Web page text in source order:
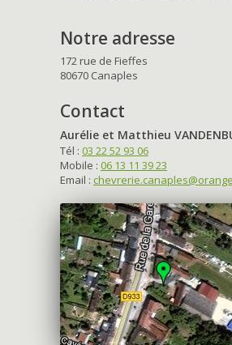
Notre adresse
172 rue de Fieffes
80670 Canaples
Contact
Aurélie et Matthieu
Tél : 03 22 52 93 06
Mobile : 06 13 11 39 23
Email :